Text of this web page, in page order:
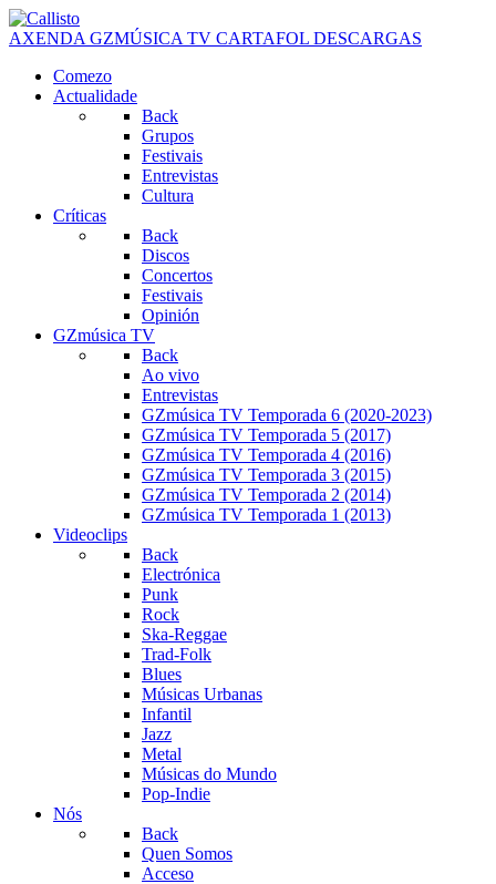
AXENDA GZMÚSICA TV CARTAFOL DESCARGAS
Comezo
Actualidade
Back
Grupos
Festivais
Entrevistas
Cultura
Críticas
Back
Discos
Concertos
Festivais
Opinión
GZmúsica TV
Back
Ao vivo
Entrevistas
GZmúsica TV Temporada 6 (2020-2023)
GZmúsica TV Temporada 5 (2017)
GZmúsica TV Temporada 4 (2016)
GZmúsica TV Temporada 3 (2015)
GZmúsica TV Temporada 2 (2014)
GZmúsica TV Temporada 1 (2013)
Videoclips
Back
Electrónica
Punk
Rock
Ska-Reggae
Trad-Folk
Blues
Músicas Urbanas
Infantil
Jazz
Metal
Músicas do Mundo
Pop-Indie
Nós
Back
Quen Somos
Acceso